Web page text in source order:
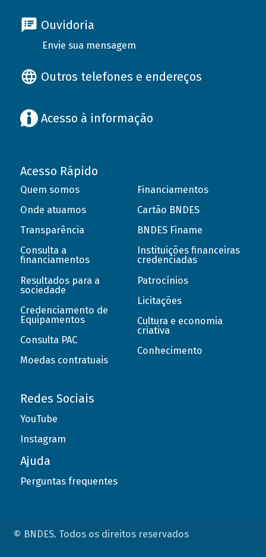
Ouvidoria
Envie sua mensagem
Outros telefones e endereços
Acesso à informação
Acesso Rápido
Quem somos
Onde atuamos
Transparência
Consulta a
financiamentos
Resultados para a
sociedade
Credenciamento de
Equipamentos
Consulta PAC
Moedas contratuais
Financiamentos
Cartão BNDES
BNDES Finame
Instituições financeiras
credenciadas
Patrocínios
Licitações
Cultura e economia
criativa
Conhecimento
Redes Sociais
YouTube
Instagram
Ajuda
Perguntas frequentes
© BNDES. Todos os direitos reservados